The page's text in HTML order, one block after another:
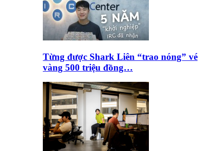
Từng được Shark Liên “trao nóng” vé
vàng 500 triệu đồng…